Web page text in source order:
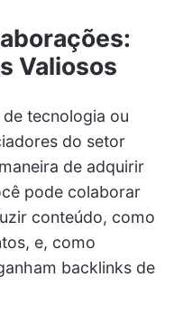
Valiosos
tecnologia ou
do setor
de adquirir
pode colaborar
conteúdo, como
e, como
backlinks de